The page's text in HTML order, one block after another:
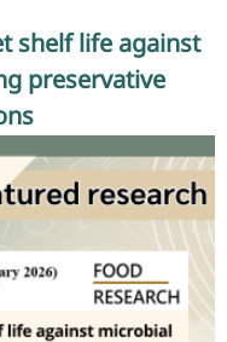
shelf life against
preservative